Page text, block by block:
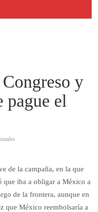
y
pague el
de la campaña, en la que
que iba a obligar a México a
de la frontera, aunque en
que México reembolsaría a